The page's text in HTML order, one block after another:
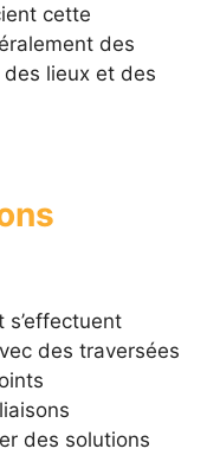
cette
des
lieux et des
s’effectuent
des traversées
des solutions